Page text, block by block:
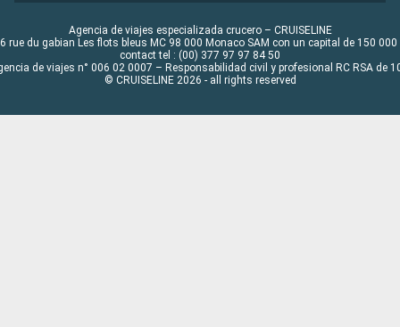
Agencia de viajes especializada crucero – CRUISELINE
rue du gabian Les flots bleus MC 98 000 Monaco SAM con un capital de 150 000
contact tel : (00) 377 97 97 84 50
de viajes n° 006 02 0007 – Responsabilidad civil y profesional RC RSA de
© CRUISELINE 2026 - all rights reserved